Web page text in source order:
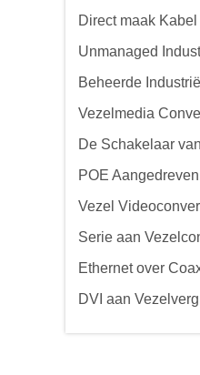
Direct maak Kabel
Unmanaged
Beheerde
Vezelmedia
De Schakelaar
POE
Vezel
Serie aan
Ethernet over
DVI aan